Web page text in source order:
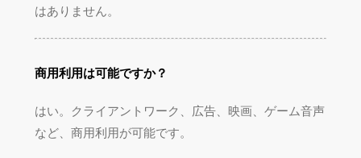
はありません。
商用利用は可能ですか？
はい。クライアントワーク、広告、映画、ゲーム音声
など、商用利用が可能です。